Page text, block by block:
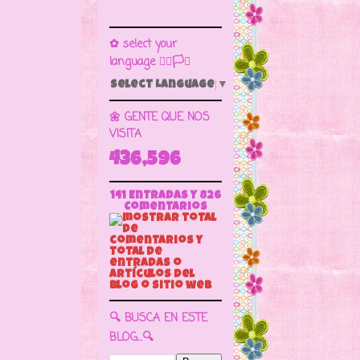
✿ select your
language 🏳️‍🌈🏳️🏁
Select Language ▼
🌼 GENTE QUE NOS
VISITA
436,596
141 Entradas y 826
Comentarios
🔍 BUSCA EN ESTE
BLOG...🔍